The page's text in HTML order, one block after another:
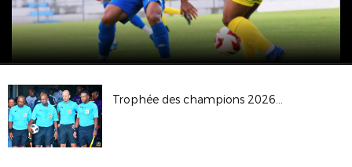
Trophée des champions 2026: JS Saint Pierroise - AS Jeanne D'Arc